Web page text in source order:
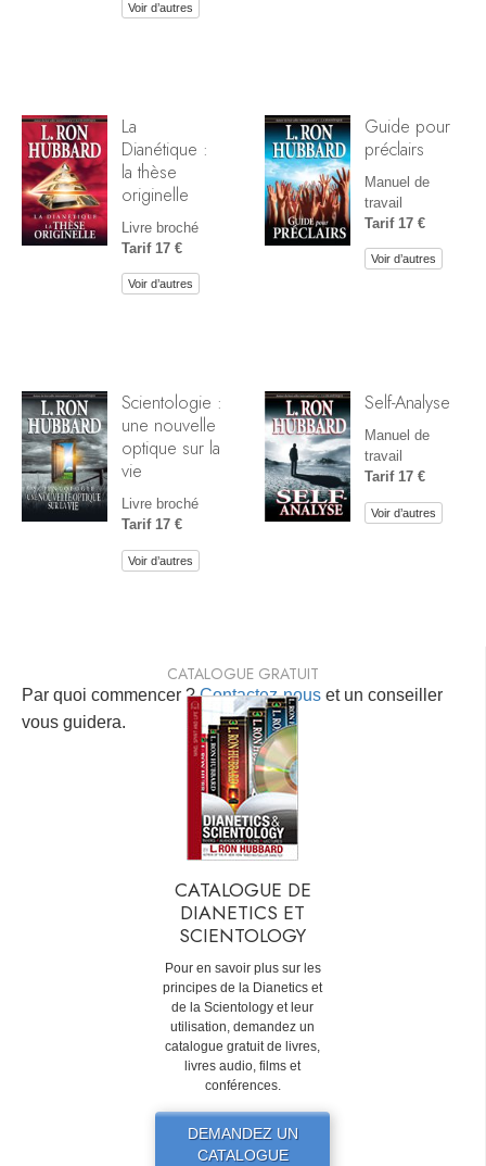
Voir d’autres
La
Dianétique :
la thèse
originelle
Livre broché
Tarif 17 €
Voir d’autres
Guide pour
préclairs
Manuel de
travail
Tarif 17 €
Voir d’autres
Scientologie :
une nouvelle
optique sur la
vie
Livre broché
Tarif 17 €
Voir d’autres
Self-Analyse
Manuel de
travail
Tarif 17 €
Voir d’autres
Par quoi commencer ?Contactez-nous et un conseiller
vous guidera.
CATALOGUE GRATUIT
CATALOGUE DE
DIANETICS ET
SCIENTOLOGY
Pour en savoir plus sur les
principes de la Dianetics et
de la Scientology et leur
utilisation, demandez un
catalogue gratuit de livres,
livres audio, films et
conférences.
DEMANDEZ UN
CATALOGUE